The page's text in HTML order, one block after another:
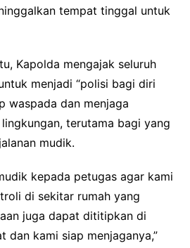
tempat tinggal untuk
Kapolda mengajak seluruh
menjadi “polisi bagi diri
waspada dan menjaga
terutama bagi yang
mudik.
kepada petugas agar kami
di sekitar rumah yang
juga dapat dititipkan di
dan kami siap menjaganya,”